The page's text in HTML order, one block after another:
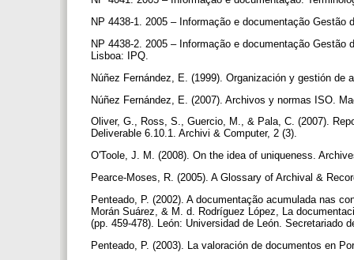
NP 4438-1. 2005 – Informação e documentação
NP 4438-2. 2005 – Informação e documentação
Lisboa: IPQ.
Núñez Fernández, E. (1999). Organización y gestión de
Núñez Fernández, E. (2007). Archivos y normas ISO.
Oliver, G., Ross, S., Guercio, M., & Pala, C. (2007).
Deliverable 6.10.1. Archivi & Computer, 2 (3).
O'Toole, J. M. (2008). On the idea of uniqueness.
Pearce-Moses, R. (2005). A Glossary of Archival &
Penteado, P. (2002). A documentação acumulada nas
Morán Suárez, & M. d. Rodríguez López, La
(pp. 459-478). León: Universidad de León. Secretariado
Penteado, P. (2003). La valoración de documentos en